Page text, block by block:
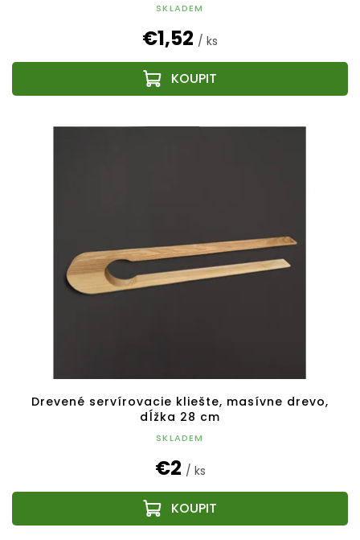
SKLADEM
€1,52 / ks
Drevené servírovacie kliešte, masívne drevo,
dĺžka 28 cm
SKLADEM
€2 / ks